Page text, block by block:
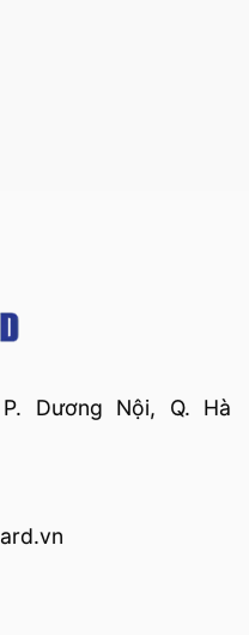
Dương Nội, Q. Hà